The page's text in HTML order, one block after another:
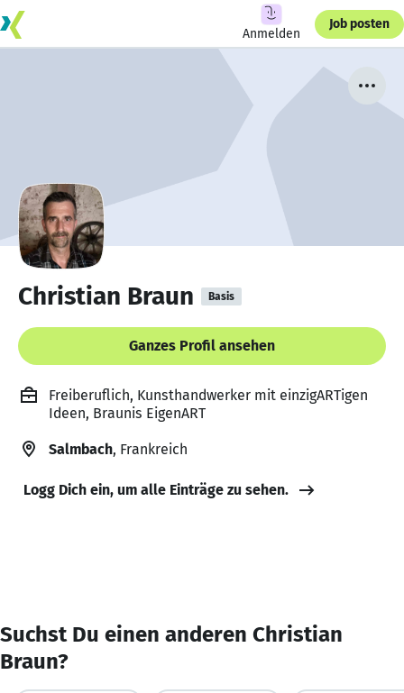
Anmelden
Job posten
Christian Braun Basis
Ganzes Profil ansehen
Freiberuflich, Kunsthandwerker mit einzigARTigen
Ideen, Braunis EigenART
Salmbach, Frankreich
Logg Dich ein, um alle Einträge zu sehen.
Suchst Du einen anderen Christian
Braun?